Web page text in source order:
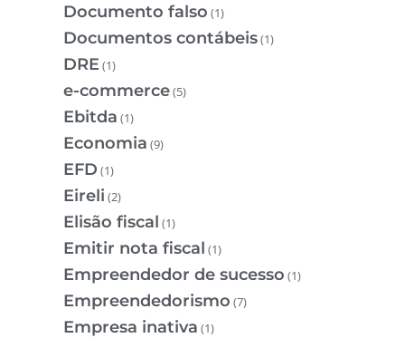
Documento falso (1)
Documentos contábeis(1)
DRE(1)
e-commerce(5)
Ebitda (1)
Economia (9)
EFD (1)
Eireli (2)
Elisão fiscal (1)
Emitir nota fiscal (1)
Empreendedor de sucesso (1)
Empreendedorismo (7)
Empresa inativa (1)